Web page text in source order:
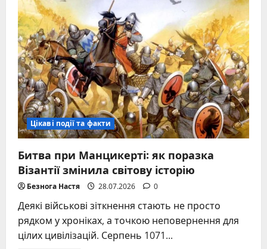
справжня
гідність
людини:
розуміння
та
збереження
Цікаві події та факти
Битва при Манцикерті: як поразка
Візантії змінила світову історію
Безнога Настя 28.07.2026 0
Деякі військові зіткнення стають не просто
рядком у хроніках, а точкою неповернення для
цілих цивілізацій. Серпень 1071...